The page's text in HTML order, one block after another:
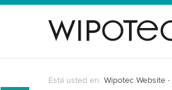
Está usted en: Wipotec Website